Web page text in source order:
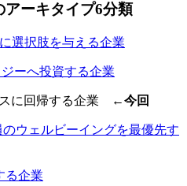
アーキタイプ6分類
選択肢を与える企業
ーへ投資する企業
に回帰する企業 ←今回
のウェルビーイングを最優先す
る企業